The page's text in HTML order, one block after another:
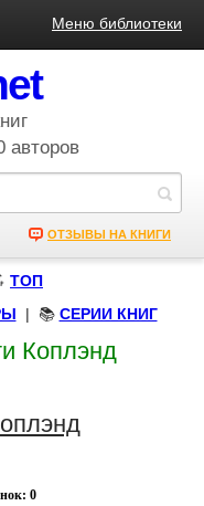
Меню библиотеки
авторов
ОТЗЫВЫ НА КНИГИ
ТОП
| 📚 СЕРИИ КНИГ
Коплэнд
0